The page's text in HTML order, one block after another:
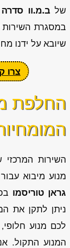
של ב.מ.וו סדרה 5 גראן
במסגרת השירות
שיובא על ידנו
צרו
החלפת
השירות המרכזי
מנוע מיבוא
גראן טוריסמו
ניתן לתקן את
לכם מנוע
המנוע התקול.